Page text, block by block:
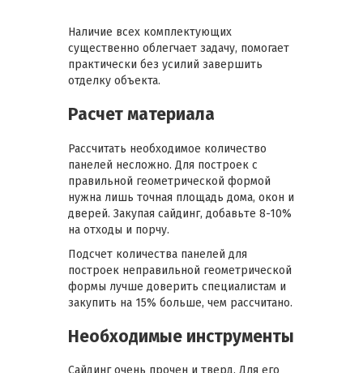
Наличие всех комплектующих
существенно облегчает задачу, помогает
практически без усилий завершить
отделку объекта.
Расчет материала
Рассчитать необходимое количество
панелей несложно. Для построек с
правильной геометрической формой
нужна лишь точная площадь дома, окон и
дверей. Закупая сайдинг, добавьте 8-10%
на отходы и порчу.
Подсчет количества панелей для
построек неправильной геометрической
формы лучше доверить специалистам и
закупить на 15% больше, чем рассчитано.
Необходимые инструменты